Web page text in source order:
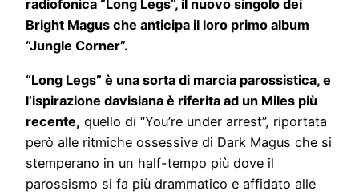
radiofonica “Long Legs”, il nuovo singolo dei
Bright Magus che anticipa il loro primo album
“Jungle Corner”.
“Long Legs” è una sorta di marcia parossistica, e
l’ispirazione davisiana è riferita ad un Miles più
recente, quello di “You’re under arrest”, riportata
però alle ritmiche ossessive di Dark Magus che si
stemperano in un half-tempo più dove il
parossismo si fa più drammatico e affidato alle